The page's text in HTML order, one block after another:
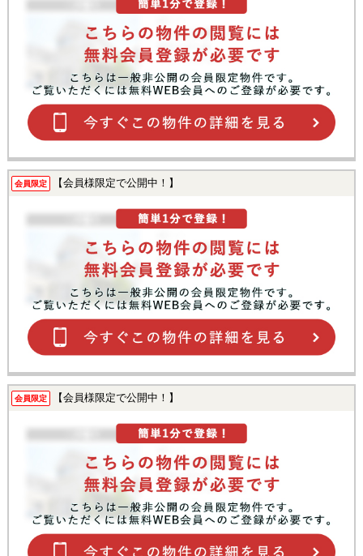
会員限定 【会員様限定で公開中！】
会員限定 【会員様限定で公開中！】